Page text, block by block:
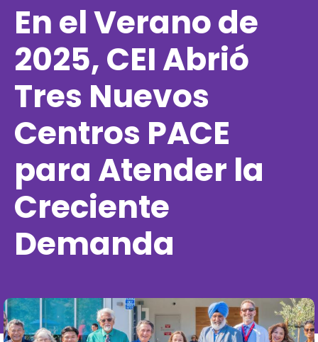
En el Verano de
2025, CEI Abrió
Tres Nuevos
Centros PACE
para Atender la
Creciente
Demanda